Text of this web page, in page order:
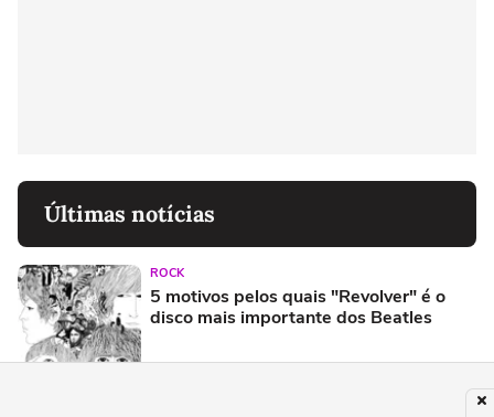
Últimas notícias
ROCK
5 motivos pelos quais "Revolver" é o
disco mais importante dos Beatles